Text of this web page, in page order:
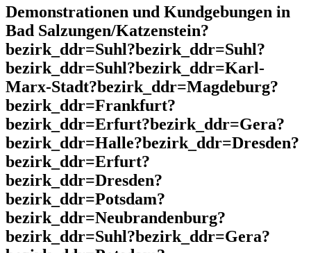
Demonstrationen und Kundgebungen in
Bad Salzungen/Katzenstein?
bezirk_ddr=Suhl?bezirk_ddr=Suhl?
bezirk_ddr=Suhl?bezirk_ddr=Karl-
Marx-Stadt?bezirk_ddr=Magdeburg?
bezirk_ddr=Frankfurt?
bezirk_ddr=Erfurt?bezirk_ddr=Gera?
bezirk_ddr=Halle?bezirk_ddr=Dresden?
bezirk_ddr=Erfurt?
bezirk_ddr=Dresden?
bezirk_ddr=Potsdam?
bezirk_ddr=Neubrandenburg?
bezirk_ddr=Suhl?bezirk_ddr=Gera?